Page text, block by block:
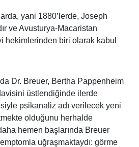
yani 1880’lerde, Joseph
ve Avusturya-Macaristan
hekimlerinden biri olarak kabul
Dr. Breuer, Bertha Pappenheim
üstlendiğinde ilerde
psikanaliz adı verilecek yeni
olduğunu herhalde
hemen başlarında Breuer
uğraşmaktaydı: görme